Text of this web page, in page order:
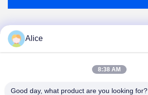
1
Alice
8:38 AM
Good day, what product are you looking for?